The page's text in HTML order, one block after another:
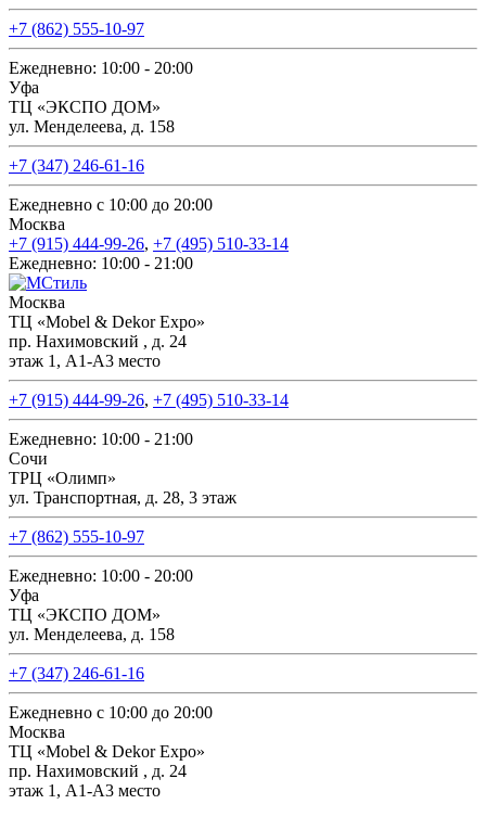
+7 (862) 555-10-97
Ежедневно: 10:00 - 20:00
Уфа
ТЦ «ЭКСПО ДОМ»
ул. Менделеева, д. 158
+7 (347) 246-61-16
Ежедневно с 10:00 до 20:00
Москва
+7 (915) 444-99-26, +7 (495) 510-33-14
Ежедневно: 10:00 - 21:00
Москва
ТЦ «Mobel & Dekor Expo»
пр. Нахимовский , д. 24
этаж 1, А1-А3 место
+7 (915) 444-99-26, +7 (495) 510-33-14
Ежедневно: 10:00 - 21:00
Сочи
ТРЦ «Олимп»
ул. Транспортная, д. 28, 3 этаж
+7 (862) 555-10-97
Ежедневно: 10:00 - 20:00
Уфа
ТЦ «ЭКСПО ДОМ»
ул. Менделеева, д. 158
+7 (347) 246-61-16
Ежедневно с 10:00 до 20:00
Москва
ТЦ «Mobel & Dekor Expo»
пр. Нахимовский , д. 24
этаж 1, А1-А3 место